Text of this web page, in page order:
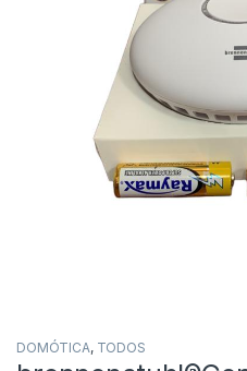
DOMÓTICA, TODOS